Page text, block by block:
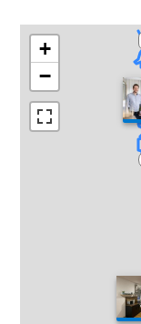
+
−